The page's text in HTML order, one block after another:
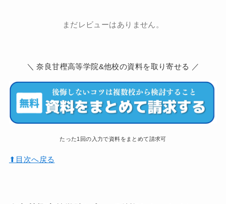
まだレビューはありません。
＼ 奈良甘樫高等学院&他校の資料を取り寄せる ／
たった1回の入力で資料をまとめて請求可
⬆︎目次へ戻る